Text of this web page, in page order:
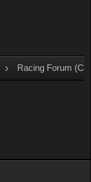
Racing Forum